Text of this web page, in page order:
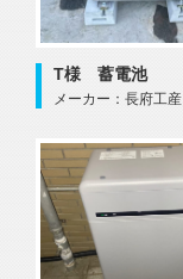
T様 蓄電池
メーカー：長府工産